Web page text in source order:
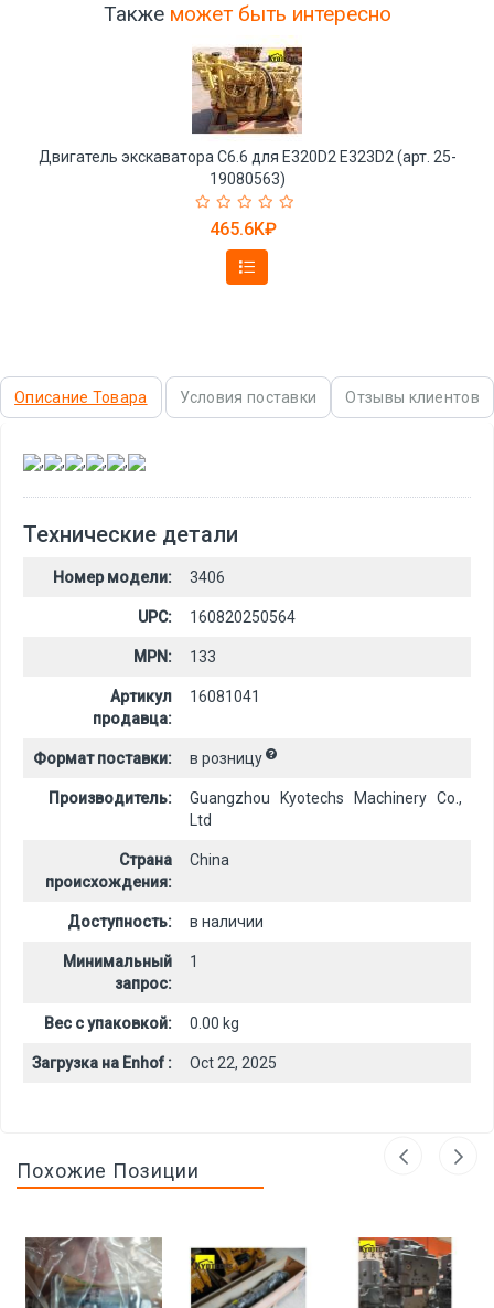
Также может быть интересно
Двигатель экскаватора C6.6 для E320D2 E323D2 (арт. 25-
19080563)
465.6K₽
Описание Товара Условия поставки Отзывы клиентов
, , , , ,
Технические детали
Номер модели: 3406
UPC: 160820250564
MPN: 133
Артикул
продавца:
16081041
Формат поставки: в розницу
Производитель:
Guangzhou Kyotechs Machinery Co.,
Ltd
Страна
происхождения:
China
Доступность: в наличии
Минимальный
запрос:
1
Вес с упаковкой: 0.00 kg
Загрузка на Enhof : Oct 22, 2025
Похожие Позиции